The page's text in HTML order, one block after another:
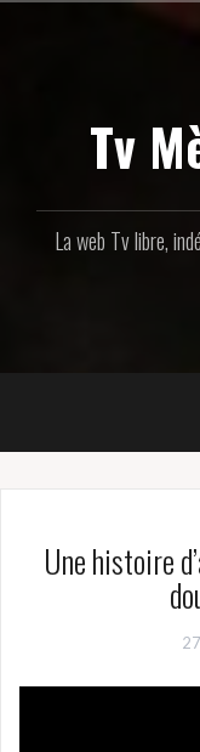
Tv
La web Tv libre,
Une histoire